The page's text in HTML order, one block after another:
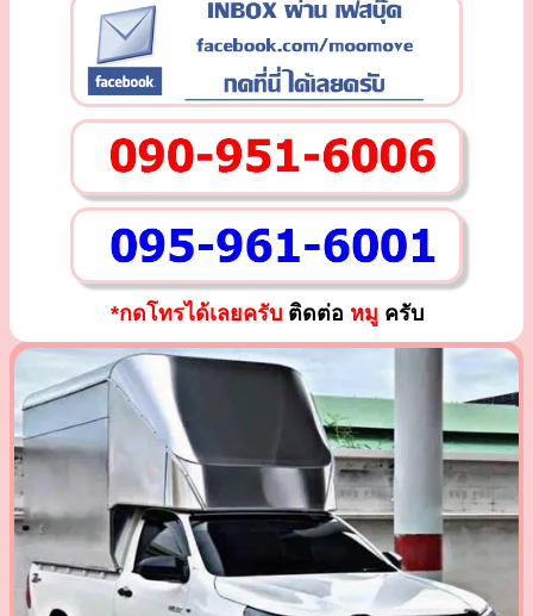
*กดโทรได้เลยครับติดต่อ หมู ครับ